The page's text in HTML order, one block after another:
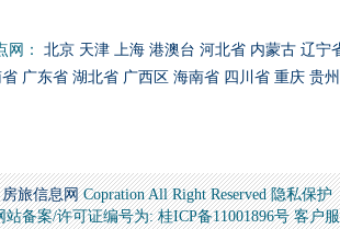
网： 北京 天津 上海 港澳台 河北省 内蒙古 辽宁
广东省 湖北省 广西区 海南省 四川省 重庆 贵
房旅信息网Copration All Right Reserved 隐私保护
备案/许可证编号为: 桂ICP备11001896号 客户服